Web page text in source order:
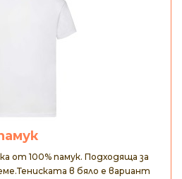
от 100% памук. Подходяща за
в бяло е вариант